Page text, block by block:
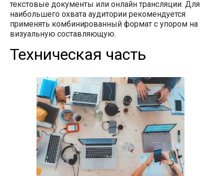
текстовые документы или онлайн трансляции. Для
наибольшего охвата аудитории рекомендуется
применять комбинированный формат с упором на
визуальную составляющую.
Техническая часть